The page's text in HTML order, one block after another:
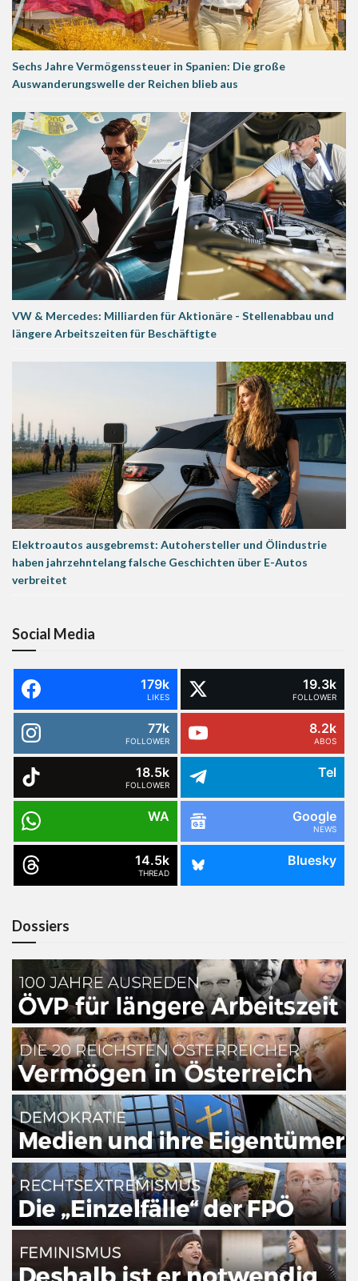
Sechs Jahre Vermögenssteuer in Spanien: Die große
Auswanderungswelle der Reichen blieb aus
VW & Mercedes: Milliarden für Aktionäre - Stellenabbau und
längere Arbeitszeiten für Beschäftigte
Elektroautos ausgebremst: Autohersteller und Ölindustrie
haben jahrzehntelang falsche Geschichten über E-Autos
verbreitet
Social Media
179k
LIKES
19.3k
FOLLOWER
77k
FOLLOWER
8.2k
ABOS
18.5k
FOLLOWER
Tel
WA Google
NEWS
14.5k
THREAD
Bluesky
Dossiers